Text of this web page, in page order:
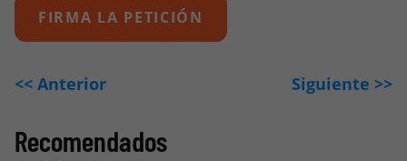
FIRMA LA PETICIÓN
<< Anterior Siguiente >>
Recomendados